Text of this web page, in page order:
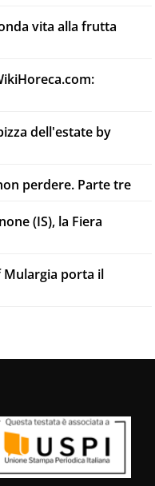
vita alla frutta
dell'estate by
perdere. Parte tre
(IS), la Fiera
Mulargia porta il